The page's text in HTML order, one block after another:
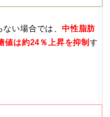
い場合では、 中性脂肪
値は約24％上昇を抑制す